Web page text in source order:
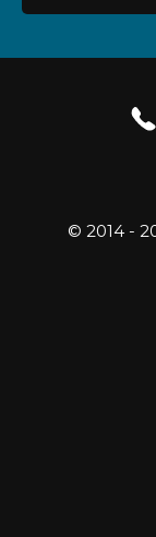
© 2014 -